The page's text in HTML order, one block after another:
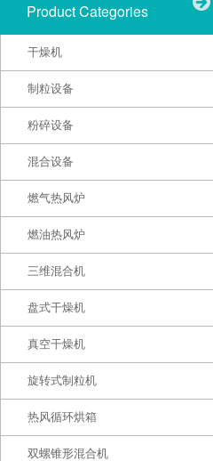
Product Categories
干燥机
制粒设备
粉碎设备
混合设备
燃气热风炉
燃油热风炉
三维混合机
盘式干燥机
真空干燥机
旋转式制粒机
热风循环烘箱
双螺锥形混合机